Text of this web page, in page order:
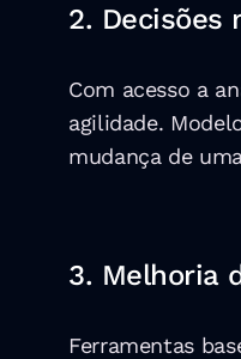
2. Decisões
Com acesso a
agilidade.
mudança de
3. Melhoria
Ferramentas